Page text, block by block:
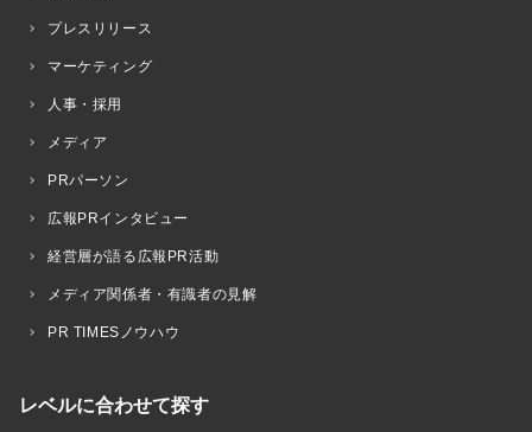
プレスリリース
マーケティング
人事・採用
メディア
PRパーソン
広報PRインタビュー
経営層が語る広報PR活動
メディア関係者・有識者の見解
PR TIMESノウハウ
レベルに合わせて探す